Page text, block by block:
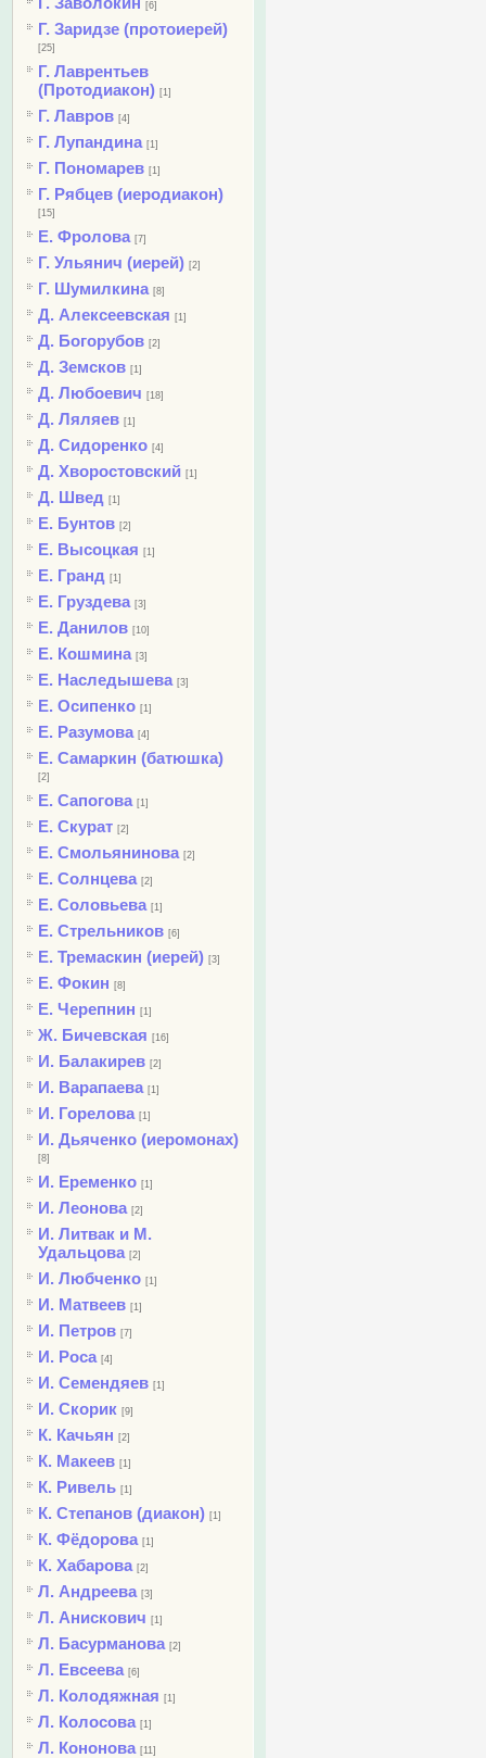
[6]
Г. Заридзе (протоиерей)
[25]
Г. Лаврентьев
(Протодиакон) [1]
Г. Лавров [4]
Г. Лупандина [1]
Г. Пономарев [1]
Г. Рябцев (иеродиакон)
[15]
Е. Фролова [7]
Г. Ульянич (иерей) [2]
Г. Шумилкина [8]
Д. Алексеевская [1]
Д. Богорубов [2]
Д. Земсков [1]
Д. Любоевич [18]
Д. Ляляев [1]
Д. Сидоренко [4]
Д. Хворостовский [1]
Д. Швед [1]
Е. Бунтов [2]
Е. Высоцкая [1]
Е. Гранд [1]
Е. Груздева [3]
Е. Данилов [10]
Е. Кошмина [3]
Е. Наследышева [3]
Е. Осипенко [1]
Е. Разумова [4]
Е. Самаркин (батюшка)
[2]
Е. Сапогова [1]
Е. Скурат [2]
Е. Смольянинова [2]
Е. Солнцева [2]
Е. Соловьева [1]
Е. Стрельников [6]
Е. Тремаскин (иерей) [3]
Е. Фокин [8]
Е. Черепнин [1]
Ж. Бичевская [16]
И. Балакирев [2]
И. Варапаева [1]
И. Горелова [1]
И. Дьяченко (иеромонах)
[8]
И. Еременко [1]
И. Леонова [2]
И. Литвак и М.
Удальцова [2]
И. Любченко [1]
И. Матвеев [1]
И. Петров [7]
И. Роса [4]
И. Семендяев [1]
И. Скорик [9]
К. Качьян [2]
К. Макеев [1]
К. Ривель [1]
К. Степанов (диакон) [1]
К. Фёдорова [1]
К. Хабарова [2]
Л. Андреева [3]
Л. Анискович [1]
Л. Басурманова [2]
Л. Евсеева [6]
Л. Колодяжная [1]
Л. Колосова [1]
Л. Кононова [11]